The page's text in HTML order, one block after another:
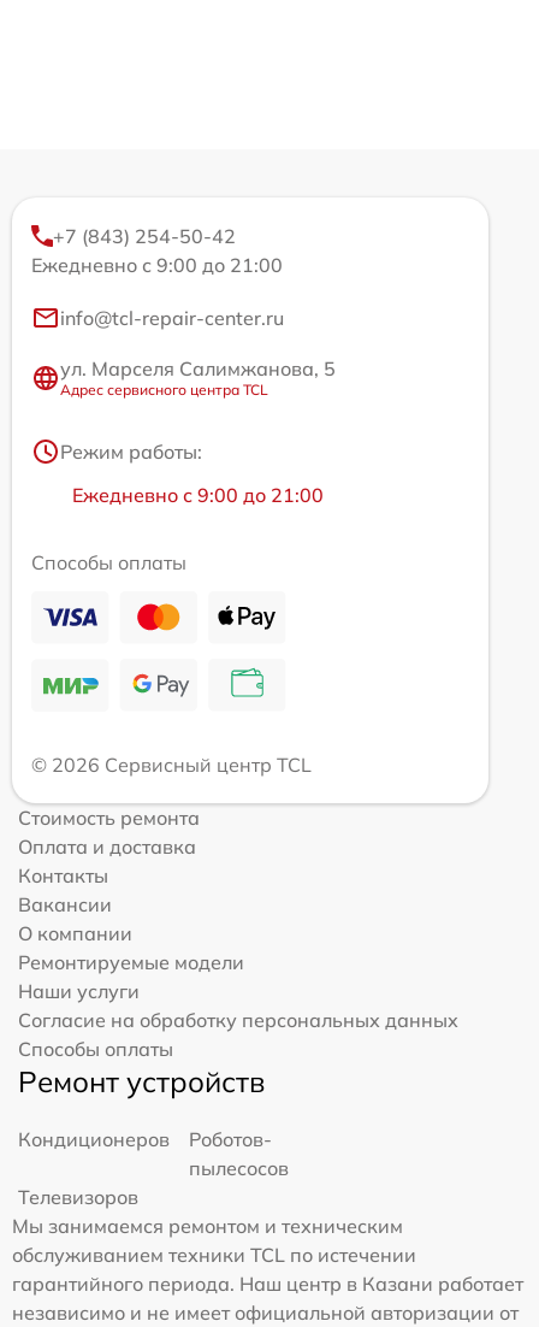
+7 (843) 254-50-42
Ежедневно с 9:00 до 21:00
info@tcl-repair-center.ru
ул. Марселя Салимжанова, 5
Адрес сервисного центра TCL
Режим работы:
Ежедневно с 9:00 до 21:00
Способы оплаты
© 2026 Сервисный центр TCL
Стоимость ремонта
Оплата и доставка
Контакты
Вакансии
О компании
Ремонтируемые модели
Наши услуги
Согласие на обработку персональных данных
Способы оплаты
Ремонт устройств
Кондиционеров
Роботов-
пылесосов
Телевизоров
Мы занимаемся ремонтом и техническим
обслуживанием техники TCL по истечении
гарантийного периода. Наш центр в Казани работает
независимо и не имеет официальной авторизации от